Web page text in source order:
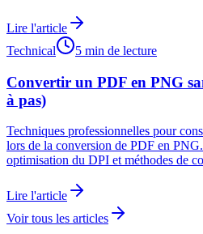
Lire l'article
Technical
5 min de lecture
Convertir un PDF en PNG
à pas)
Techniques professionnelles pour
lors de la conversion de PDF en
optimisation du DPI et méthodes de
Lire l'article
Voir tous les articles